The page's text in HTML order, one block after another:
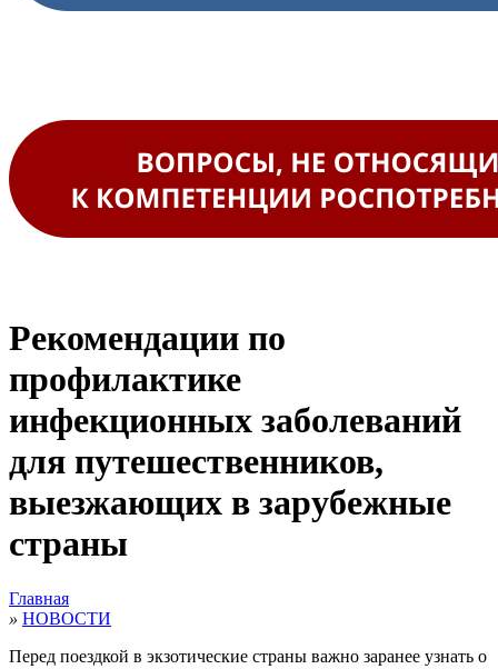
Рекомендации по
профилактике
инфекционных заболеваний
для путешественников,
выезжающих в зарубежные
страны
Главная
» НОВОСТИ
Перед поездкой в экзотические страны важно заранее узнать о